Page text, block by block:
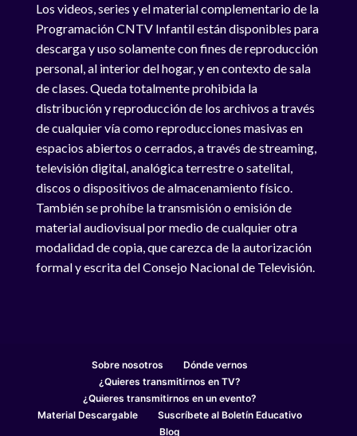
Los videos, series y el material complementario de la
Programación CNTV Infantil están disponibles para
descarga y uso solamente con fines de reproducción
personal, al interior del hogar, y en contexto de sala
de clases. Queda totalmente prohibida la
distribución y reproducción de los archivos a través
de cualquier vía como reproducciones masivas en
espacios abiertos o cerrados, a través de streaming,
televisión digital, analógica terrestre o satelital,
discos o dispositivos de almacenamiento físico.
También se prohíbe la transmisión o emisión de
material audiovisual por medio de cualquier otra
modalidad de copia, que carezca de la autorización
formal y escrita del Consejo Nacional de Televisión.
Sobre nosotros
Dónde vernos
¿Quieres transmitirnos en TV?
¿Quieres transmitirnos en un evento?
Material Descargable
Suscríbete al Boletín Educativo
Blog